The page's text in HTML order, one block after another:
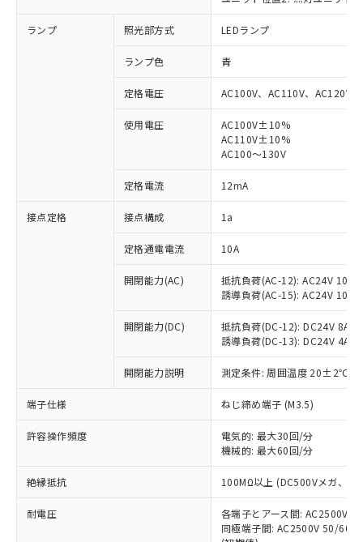
ランプ 照光部方式 LEDランプ
ランプ色 青
定格電圧 AC100V、AC110V、AC120V
使用電圧
AC100V±10%
AC110V±10%
AC100～130V
定格電流 12mA
接点定格 接点構成 1a
定格通電電流 10A
開閉能力(AC)
抵抗負荷(AC-12): AC24V 10A/
誘導負荷(AC-15): AC24V
開閉能力(DC)
抵抗負荷(DC-12): DC24V 8A/
誘導負荷(DC-13): DC24V 4A/
開閉能力説明 測定条件: 周囲温度 20±2℃、
端子仕様 ねじ締め端子 (M3.5)
許容操作頻度
電気的: 最大30回/分
機械的: 最大60回/分
絶縁抵抗 100MΩ以上 (DC500Vメガ、点
耐電圧
各端子とアース間: AC2500V
同極端子間: AC2500V 50/
ご利用条件
以下の条件をお読みいただき、同意のうえ
本サービスは、当社制御機器事業取扱
商品の当社在庫状況および標準価格
(税抜)を提供させていただくもので
当社制御機器事業取扱商品の中には、
ことをご了承ください。
在庫状況および標準価格照会結果は、
記載している更新日時点での社内デー
タに基づき作成されるものであり、閲
覧された時点での実際の在庫および標
準価格とは異なる場合があることをご
対応済み：EU RoHS指令（10物質）の
非含有に対応した製品が提供可能な商品で
す。
対応予定：EU RoHS指令（10物質）の非含
有に対応した製品に切り替える予定のある
対応予定なし：EU RoHS指令（10物質）の
非含有に非対応の商品で、対応品を出す予
調査・確認中：EU RoHS指令（10物質）の
非含有の対応状況を調査中または確認中の
非該当品：ライセンス料など無形物で、有
害物質有無と関係のない商品です。
仕入先様の事情により、非含有部品として
いたものが、含有品と判明した場合などや
むを得ず変更することがあります。
*EU RoHS指令（10物質）：
鉛(Pb) 1000ppm以下、 水銀(Hg) 1000ppm以下、 カド
六価クロム(Cr(Ⅵ)) 1000ppm以下、ポリ臭化ビフェニル
類(PBB) 1000ppm以下、ポリ臭化ジフェニルエーテル類
「○」：最大均質材料含有率が中国RoHSの
基準値以下であることを示します。
「×」：最大均質材料含有率が中国RoHSの
基準値を超えていることを示します。
「－」：未確認です。当社販売部門へお問
*中国RoHS10物質の基準値 (GB/T26572)：
Pb(鉛) :1000ppm、 Hg(水銀) : 1000ppm、 Cd(カドミウ
Cr(Ⅵ)(六価クロム) : 1000ppm、 PBBs(ポリ臭化ビフェ
当社は、これら貴社製品のうち、外国
為替および外国貿易法に定める商品
または国外への提供する場合は、日本
国政府の輸出許可(または役務取引許
可)を取得するなどの必要な手続きを